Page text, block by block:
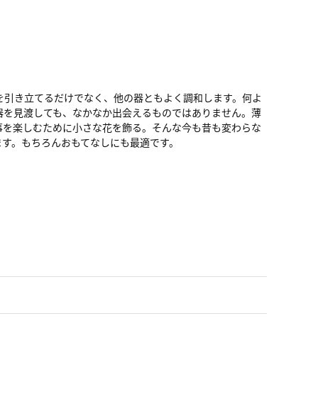
き立てるだけでなく、他の器ともよく調和します。何よ
見渡しても、なかなか出会えるものではありません。薄
楽しむために小さな花を飾る。そんな今も昔も変わらな
。もちろんおもてなしにも最適です。